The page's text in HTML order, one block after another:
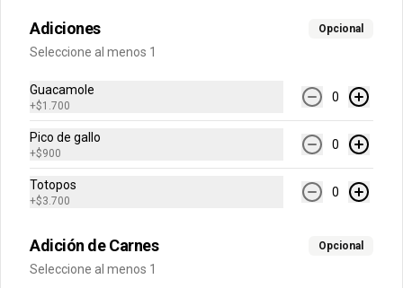
Adiciones
MA-CHI-TA
Deliciosa mayonesa preparada con
chile chipotle y tamarindo, de sabor
agridulce y ahumado. No es picante
Adiciones Opcional
Seleccione al menos 1
Guacamole
+$1.700
0
Pico de gallo
+$900
0
Totopos
+$3.700
0
Adición de Carnes Opcional
Seleccione al menos 1